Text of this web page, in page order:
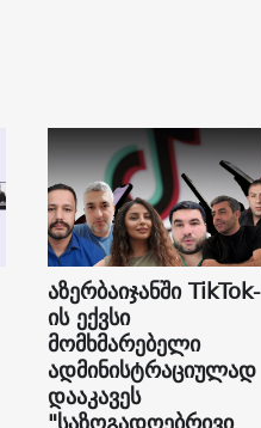
აზერბაიჯანში TikTok-
ის ექვსი
მომხმარებელი
ადმინისტრაციულად
დააკავეს